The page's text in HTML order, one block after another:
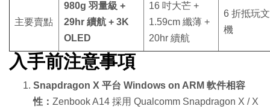
主要賣點
980g 羽量級 +
29hr 續航 + 3K
OLED
16 吋大芒 +
1.59cm 纖薄 +
20hr 續航
6 折抵玩
機
入手前注意事項
Snapdragon X 平台 Windows on ARM 軟件相容
性： Zenbook A14 採用 Qualcomm Snapdragon X / X